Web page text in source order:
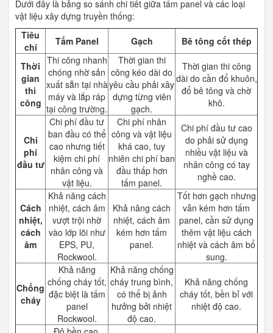
Dưới đây là bảng so sánh chi tiết giữa tấm panel và các loại
vật liệu xây dựng truyền thống:
Tiêu
chí
Tấm Panel Gạch Bê tông cốt thép
Thời
gian
thi
công
Thi công nhanh
chóng nhờ sản
xuất sẵn tại nhà
máy và lắp ráp
tại công trường.
Thời gian thi
công kéo dài do
yêu cầu phải xây
dựng từng viên
gạch.
Thời gian thi công
dài do cần đổ khuôn,
đổ bê tông và chờ
khô.
Chi
phí
đầu tư
Chi phí đầu tư
ban đầu có thể
cao nhưng tiết
kiệm chi phí
nhân công và
vật liệu.
Chi phí nhân
công và vật liệu
khá cao, tuy
nhiên chi phí ban
đầu thấp hơn
tấm panel.
Chi phí đầu tư cao
do phải sử dụng
nhiều vật liệu và
nhân công có tay
nghề cao.
Cách
nhiệt,
cách
âm
Khả năng cách
nhiệt, cách âm
vượt trội nhờ
vào lớp lõi như
EPS, PU,
Rockwool.
Khả năng cách
nhiệt, cách âm
kém hơn tấm
panel.
Tốt hơn gạch nhưng
vẫn kém hơn tấm
panel, cần sử dụng
thêm vật liệu cách
nhiệt và cách âm bổ
sung.
Chống
cháy
Khả năng
chống cháy tốt,
đặc biệt là tấm
panel
Rockwool.
Khả năng chống
cháy trung bình,
có thể bị ảnh
hưởng bởi nhiệt
độ cao.
Khả năng chống
cháy tốt, bền bỉ với
nhiệt độ cao.